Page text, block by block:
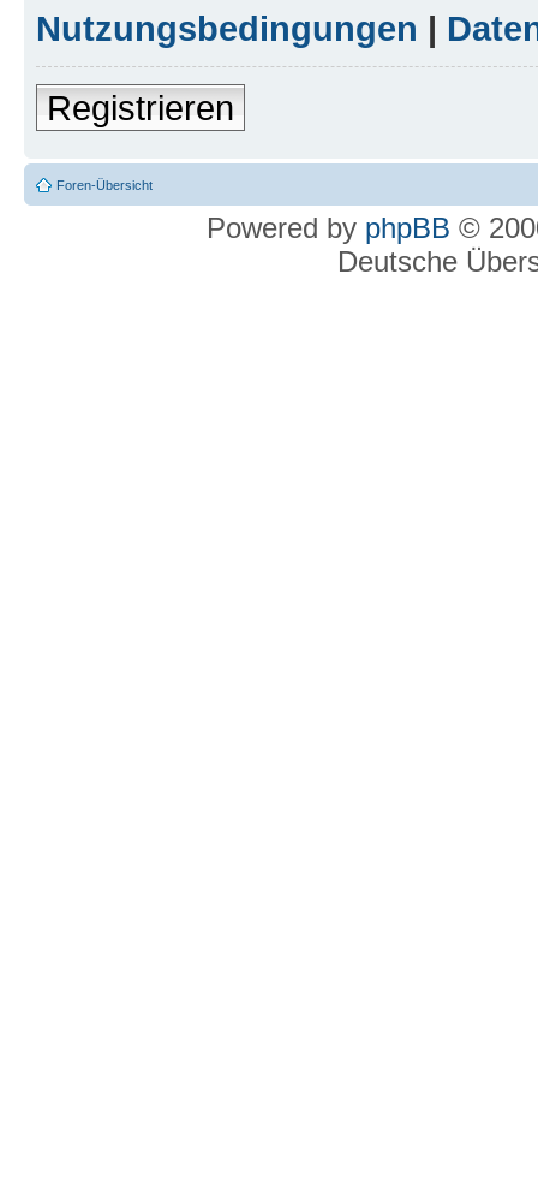
Nutzungsbedingungen |
Registrieren
Foren-Übersicht
Powered by phpBB ©
Deutsche